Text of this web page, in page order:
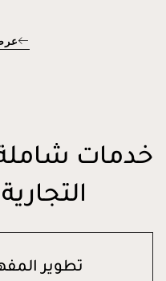
خدمات
تطوير